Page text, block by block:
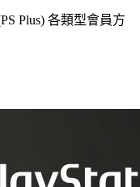
Plus) 各類型會員方